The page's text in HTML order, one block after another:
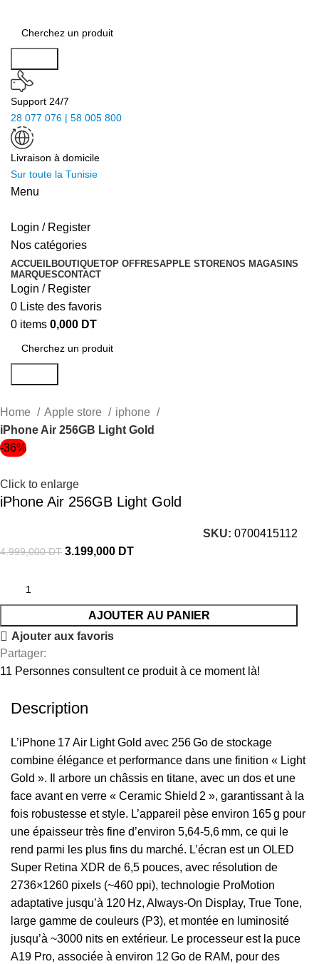
Support 24/7
28 077 076 | 58 005 800
Livraison à domicile
Sur toute la Tunisie
Menu
Login / Register
Nos catégories
ACCUEILBOUTIQUETOP OFFRESAPPLE STORENOS MAGASINS
MARQUESCONTACT
Login / Register
0 Liste des favoris
0 items 0,000 DT
Home Apple store
iphone
iPhone Air 256GB Light Gold
-36%
Click to enlarge
iPhone Air 256GB Light Gold
SKU:0700415112
4.999,000DT 3.199,000 DT
AJOUTER AU PANIER
Ajouter aux favoris
Partager:
11 Personnes consultent ce produit à ce moment là!
Description
L’iPhone 17 Air Light Gold avec 256 Go de stockage
combine élégance et performance dans une finition « Light
Gold ». Il arbore un châssis en titane, avec un dos et une
face avant en verre « Ceramic Shield 2 », garantissant à la
fois robustesse et style. L’appareil pèse environ 165 g pour
une épaisseur très fine d’environ 5,64‑5,6 mm, ce qui le
rend parmi les plus fins du marché. L’écran est un OLED
Super Retina XDR de 6,5 pouces, avec résolution de
2736×1260 pixels (~460 ppi), technologie ProMotion
adaptative jusqu’à 120 Hz, Always‑On Display, True Tone,
large gamme de couleurs (P3), et montée en luminosité
jusqu’à ~3000 nits en extérieur. Le processeur est la puce
A19 Pro, associée à environ 12 Go de RAM, pour des